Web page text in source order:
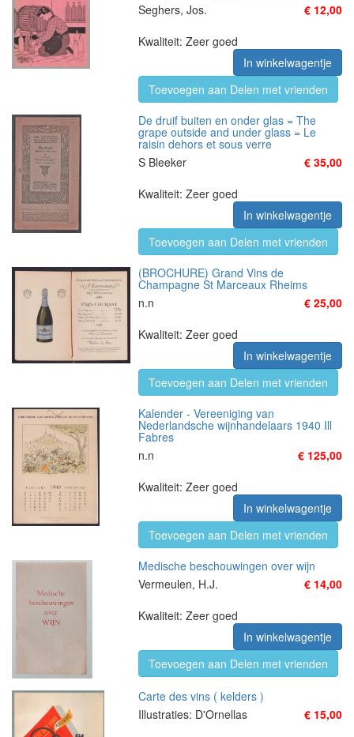
Seghers, Jos.
€ 12,00
Kwaliteit: Zeer goed
In winkelwagentje
Toevoegen aan Delen met vrienden
De druif buiten en onder glas = The
grape outside and under glass = Le
raisin dehors et sous verre
S Bleeker
€ 35,00
Kwaliteit: Zeer goed
In winkelwagentje
Toevoegen aan Delen met vrienden
(BROCHURE) Grand Vins de
Champagne St Marceaux Rheims
n.n
€ 25,00
Kwaliteit: Zeer goed
In winkelwagentje
Toevoegen aan Delen met vrienden
Kalender - Vereeniging van
Nederlandsche wijnhandelaars 1940 Ill
Fabres
n.n
€ 125,00
Kwaliteit: Zeer goed
In winkelwagentje
Toevoegen aan Delen met vrienden
Medische beschouwingen over wijn
Vermeulen, H.J.
€ 14,00
Kwaliteit: Zeer goed
In winkelwagentje
Toevoegen aan Delen met vrienden
Carte des vins ( kelders )
Illustraties: D'Ornellas
€ 15,00